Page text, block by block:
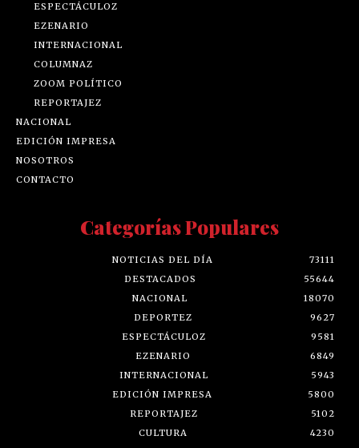
ESPECTÁCULOZ
EZENARIO
INTERNACIONAL
COLUMNAZ
ZOOM POLÍTICO
REPORTAJEZ
NACIONAL
EDICIÓN IMPRESA
NOSOTROS
CONTACTO
Categorías Populares
NOTICIAS DEL DÍA
73111
DESTACADOS
55644
NACIONAL
18070
DEPORTEZ
9627
ESPECTÁCULOZ
9581
EZENARIO
6849
INTERNACIONAL
5943
EDICIÓN IMPRESA
5800
REPORTAJEZ
5102
CULTURA
4230